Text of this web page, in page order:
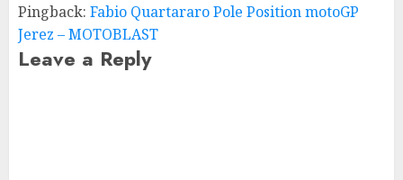
Pingback: Fabio Quartararo Pole Position motoGP
Jerez – MOTOBLAST
Leave a Reply